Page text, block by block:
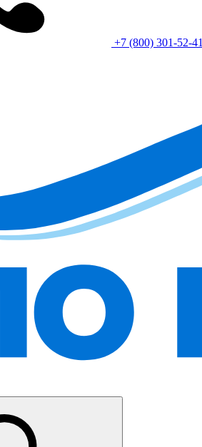
+7 (800) 301-52-41